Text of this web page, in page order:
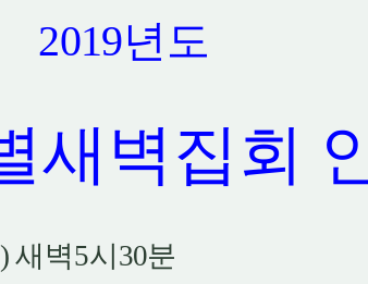
2019년도
새벽집회
)새벽5시 30분